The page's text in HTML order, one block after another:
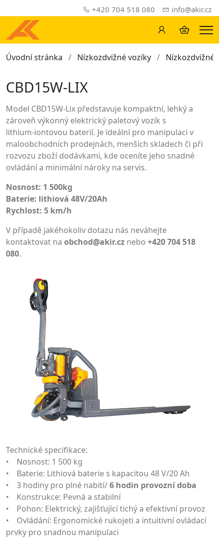
+420 704 518 080 info@akir.cz
Úvodní stránka Nízkozdvižné vozíky Nízkozdvižné
CBD15W-LIX
Model CBD15W‑Lix představuje kompaktní, lehký a
zároveň výkonný elektrický paletový vozík s
lithium‑iontovou baterií. Je ideální pro manipulaci v
maloobchodních prodejnách, menších skladech či při
rozvozu zboží dodávkami, kde oceníte jeho snadné
ovládání a minimální nároky na servis.
Nosnost: 1 500kg
Baterie: lithiová 48V/20Ah
Rychlost: 5 km/h
V případě jakéhokoliv dotazu nás neváhejte
kontaktovat na obchod@akir.cz nebo +420 704 518
080.
Technické specifikace:
• Nosnost: 1 500 kg
• Baterie: Lithiová baterie s kapacitou 48 V/20 Ah
• 3 hodiny pro plné nabití/6 hodin provozní doba
• Konstrukce: Pevná a stabilní
• Pohon: Elektrický, zajišťující tichý a efektivní provoz
• Ovládání: Ergonomické rukojeti a intuitivní ovládací
prvky pro snadnou manipulaci